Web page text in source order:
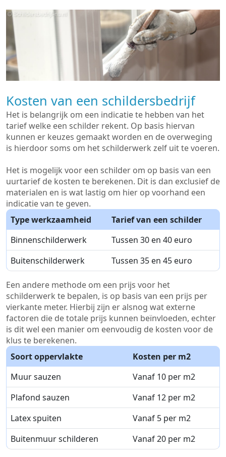
Kosten van een schildersbedrijf
Het is belangrijk om een indicatie te hebben van het
tarief welke een schilder rekent. Op basis hiervan
kunnen er keuzes gemaakt worden en de overweging
is hierdoor soms om het schilderwerk zelf uit te voeren.
Het is mogelijk voor een schilder om op basis van een
uurtarief de kosten te berekenen. Dit is dan exclusief de
materialen en is wat lastig om hier op voorhand een
indicatie van te geven.
Type werkzaamheid
Tarief van een schilder
Binnenschilderwerk
Tussen 30 en 40 euro
Buitenschilderwerk
Tussen 35 en 45 euro
Een andere methode om een prijs voor het
schilderwerk te bepalen, is op basis van een prijs per
vierkante meter. Hierbij zijn er alsnog wat externe
factoren die de totale prijs kunnen beïnvloeden, echter
is dit wel een manier om eenvoudig de kosten voor de
klus te berekenen.
Soort oppervlakte
Kosten per m2
Muur sauzen
Vanaf 10 per m2
Plafond sauzen
Vanaf 12 per m2
Latex spuiten
Vanaf 5 per m2
Buitenmuur schilderen
Vanaf 20 per m2